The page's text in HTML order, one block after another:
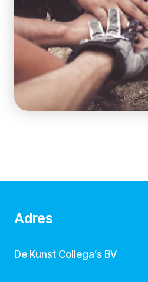
Adres
De Kunst Collega’s BV